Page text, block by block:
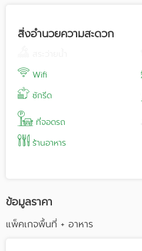
ความเป็นกันเองแต่ยังคงความมีสไตล์
Rum & Orange Rooftop ชั้น 6
The Fig Lobby พร้อมรองรับการ
อีเวนต์ของคุณออกมามีเอกลักษณ์แล
เวลา
สิ่งอำนวยความสะดวก
Wifi
ซักรีด
ที่จอดรถ
ร้านอาหาร
ข้อมูลราคา
แพ็คเกจพื้นที่ + อาหาร